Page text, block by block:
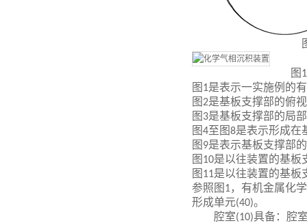
图
图 1是表示一实施例的
图2是基板支撑部的俯
图 3是基板支撑部的局
图4至图8是表示形成在
图 9是表示基板支撑部
图 10是以往装置的基板
图 11是以往装置的基板
参照图 1，有机金属化
形成单元(40)。
腔室(10)具备：腔